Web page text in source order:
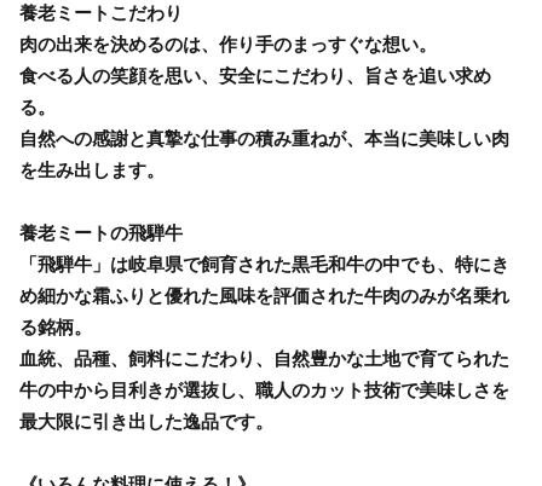
養老ミートこだわり
肉の出来を決めるのは、作り手のまっすぐな想い。
食べる人の笑顔を思い、安全にこだわり、旨さを追い求め
る。
自然への感謝と真摯な仕事の積み重ねが、本当に美味しい肉
を生み出します。
養老ミートの飛騨牛
「飛騨牛」は岐阜県で飼育された黒毛和牛の中でも、特にき
め細かな霜ふりと優れた風味を評価された牛肉のみが名乗れ
る銘柄。
血統、品種、飼料にこだわり、自然豊かな土地で育てられた
牛の中から目利きが選抜し、職人のカット技術で美味しさを
最大限に引き出した逸品です。